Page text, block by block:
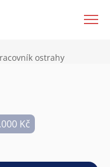
ostrahy
Kč